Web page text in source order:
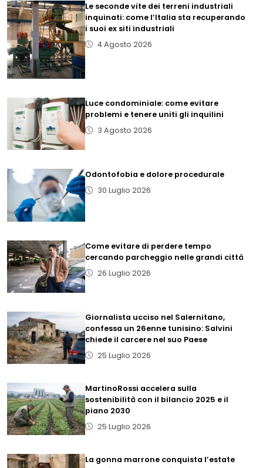
Le seconde vite dei terreni industriali
inquinati: come l’Italia sta recuperando
i suoi ex siti industriali
4 Agosto 2026
Luce condominiale: come evitare
problemi e tenere uniti gli inquilini
3 Agosto 2026
Odontofobia e dolore procedurale
30 Luglio 2026
Come evitare di perdere tempo
cercando parcheggio nelle grandi città
26 Luglio 2026
Giornalista ucciso nel Salernitano,
confessa un 26enne tunisino: Salvini
chiede il carcere nel suo Paese
25 Luglio 2026
MartinoRossi accelera sulla
sostenibilità con il bilancio 2025 e il
piano 2030
25 Luglio 2026
La gonna marrone conquista l’estate